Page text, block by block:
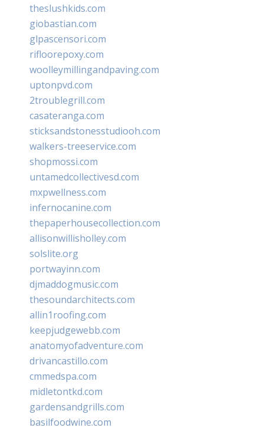
theslushkids.com
giobastian.com
glpascensori.com
rifloorepoxy.com
woolleymillingandpaving.com
uptonpvd.com
2troublegrill.com
casateranga.com
sticksandstonesstudiooh.com
walkers-treeservice.com
shopmossi.com
untamedcollectivesd.com
mxpwellness.com
infernocanine.com
thepaperhousecollection.com
allisonwillisholley.com
solslite.org
portwayinn.com
djmaddogmusic.com
thesoundarchitects.com
allin1roofing.com
keepjudgewebb.com
anatomyofadventure.com
drivancastillo.com
cmmedspa.com
midletontkd.com
gardensandgrills.com
basilfoodwine.com